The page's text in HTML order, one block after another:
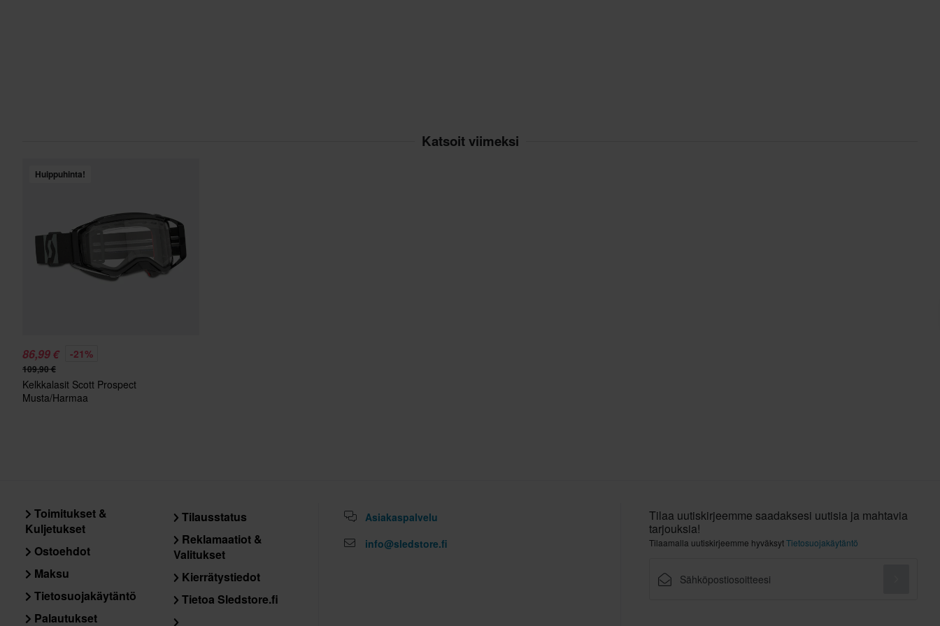
Katsoit viimeksi
Huippuhinta!
86,99 € -21%
109,90 €
Kelkkalasit Scott Prospect
Musta/Harmaa
Toimitukset &
Kuljetukset
Ostoehdot
Maksu
Tietosuojakäytäntö
Palautukset
Tilausstatus
Reklamaatiot &
Valitukset
Kierrätystiedot
Tietoa Sledstore.fi
Asiakaspalvelu
info@sledstore.fi
Tilaa uutiskirjeemme saadaksesi uutisia ja mahtavia
tarjouksia!
Tilaamalla uutiskirjeemme hyväksytTietosuojakäytäntö